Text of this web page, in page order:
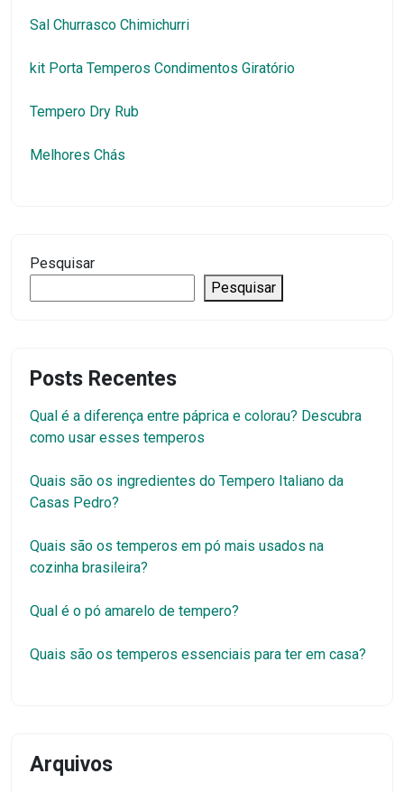
Sal Churrasco Chimichurri
kit Porta Temperos Condimentos Giratório
Tempero Dry Rub
Melhores Chás
Pesquisar
Pesquisar
Posts Recentes
Qual é a diferença entre páprica e colorau? Descubra
como usar esses temperos
Quais são os ingredientes do Tempero Italiano da
Casas Pedro?
Quais são os temperos em pó mais usados na
cozinha brasileira?
Qual é o pó amarelo de tempero?
Quais são os temperos essenciais para ter em casa?
Arquivos